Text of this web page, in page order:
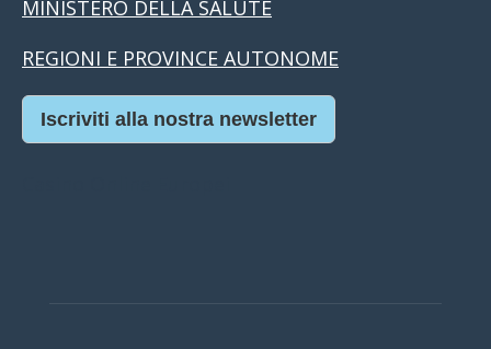
MINISTERO DELLA SALUTE
REGIONI E PROVINCE AUTONOME
Iscriviti alla nostra newsletter